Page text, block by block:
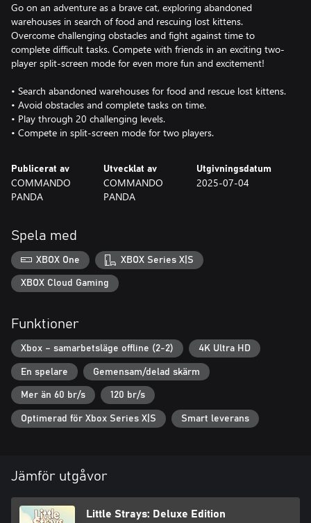
Go on an adventure as a brave cat, exploring abandoned
warehouses in search of food and rescuing lost kittens.
Overcome challenging obstacles and fight against time to
complete difficult tasks. Compete with friends in an exciting two-
player split-screen mode for even more fun and excitement!
• Search abandoned warehouses for food and rescue lost kittens.
• Avoid obstacles and complete tasks on time.
• Play through 20 challenging levels.
• Compete in split-screen mode for two players.
Publicerat av
COMMANDO
PANDA
Utvecklat av
COMMANDO
PANDA
Utgivningsdatum
2025-07-04
Spela med
XBOX One XBOX Series X|S
XBOX Cloud Gaming
Funktioner
Xbox – samarbetsläge offline (2-2) 4K Ultra HD
En spelare Gemensam/delad skärm
Mer än 60 br/s 120 br/s
Optimerad för Xbox Series X|S Smart leverans
Jämför utgåvor
Little Strays: Deluxe Edition